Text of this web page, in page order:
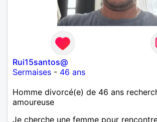
Rui15santos@
Sermaises - 46 ans
Homme divorcé(e) de 46 ans
amoureuse
Je cherche une femme pour